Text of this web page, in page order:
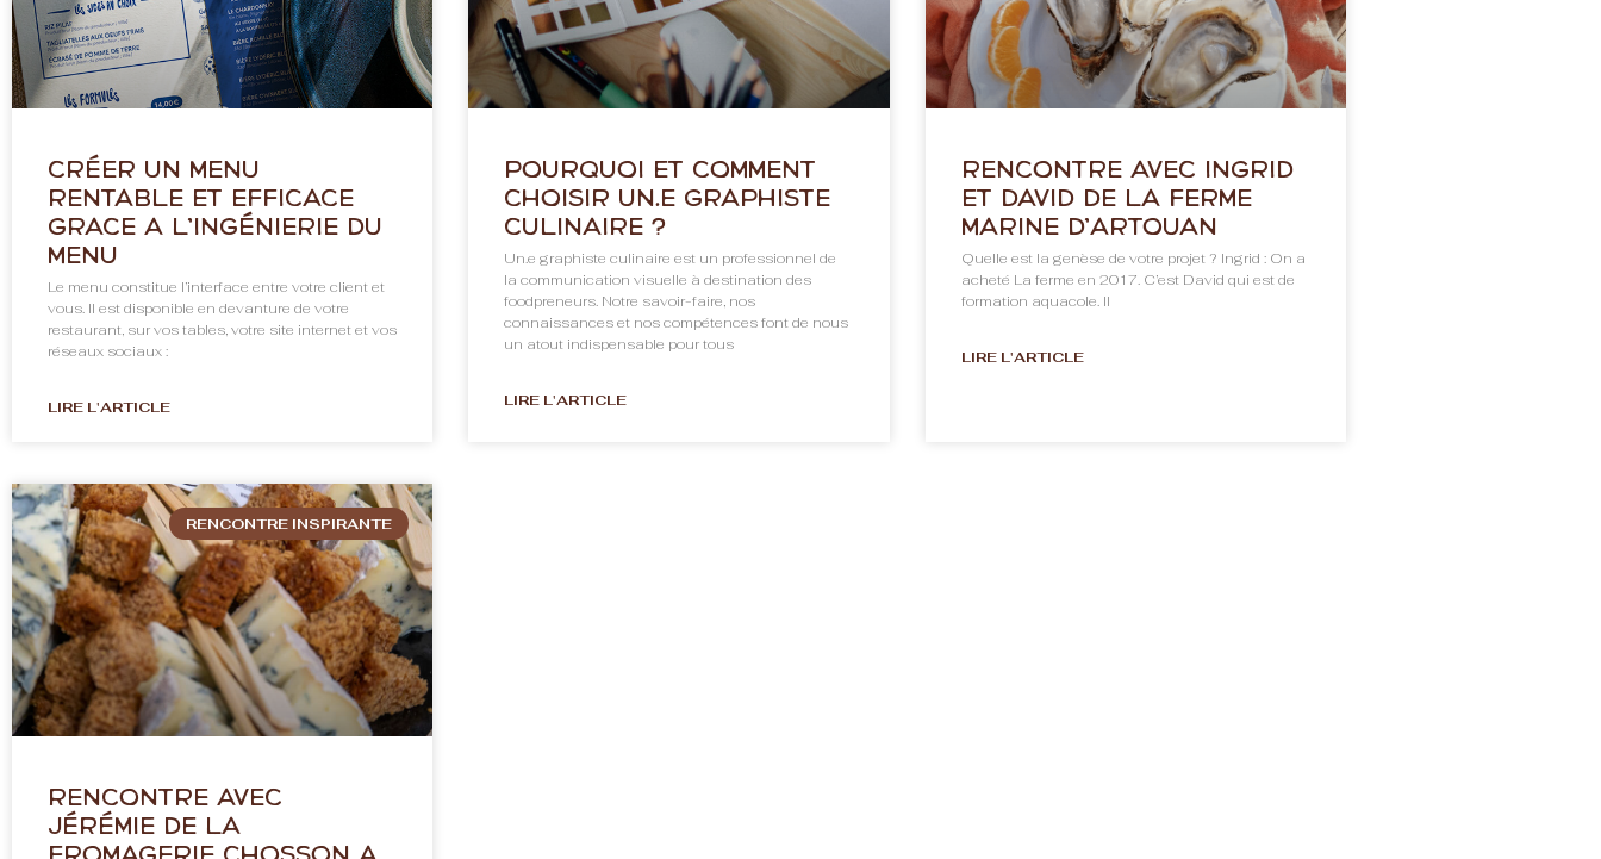
Créer un menu
rentable et efficace
grâce à l’ingénierie du
menu
Le menu constitue l’interface entre votre client et
vous. Il est disponible en devanture de votre
restaurant, sur vos tables, votre site internet et vos
réseaux sociaux :
LIRE L'ARTICLE
Pourquoi et comment
choisir un.e graphiste
culinaire ?
Un.e graphiste culinaire est un professionnel de
la communication visuelle à destination des
foodpreneurs. Notre savoir-faire, nos
connaissances et nos compétences font de nous
un atout indispensable pour tous
LIRE L'ARTICLE
Rencontre avec Ingrid
et David de La ferme
Marine d’Artouan
Quelle est la genèse de votre projet ? Ingrid : On a
acheté La ferme en 2017. C’est David qui est de
formation aquacole. Il
LIRE L'ARTICLE
RENCONTRE INSPIRANTE
Rencontre avec
Jérémie de la